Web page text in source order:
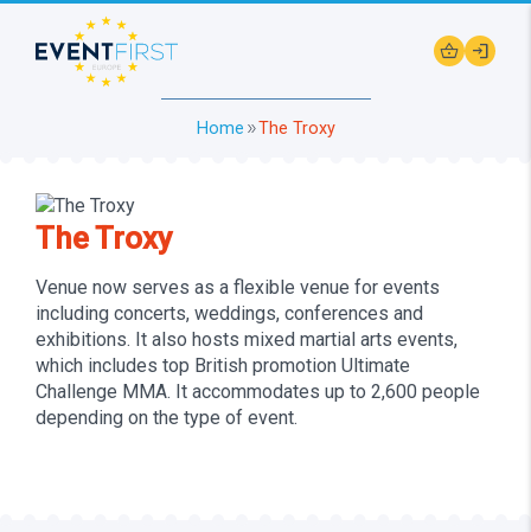
shopping_basket login
Home double_arrowThe Troxy
The Troxy
Venue now serves as a flexible venue for events
including concerts, weddings, conferences and
exhibitions. It also hosts mixed martial arts events,
which includes top British promotion Ultimate
Challenge MMA. It accommodates up to 2,600 people
depending on the type of event.